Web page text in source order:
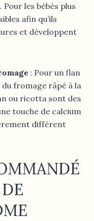
les bébés plus
afin qu’ils
et développent
: Pour un flan
fromage râpé à la
ou ricotta sont des
touche de calcium
différent